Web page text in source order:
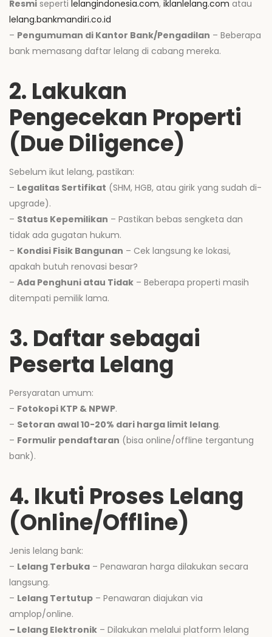
Resmi seperti lelangindonesia.com, iklanlelang.com atau
lelang.bankmandiri.co.id
– Pengumuman di Kantor Bank/Pengadilan – Beberapa
bank memasang daftar lelang di cabang mereka.
2. Lakukan
Pengecekan Properti
(Due Diligence)
Sebelum ikut lelang, pastikan:
– Legalitas Sertifikat (SHM, HGB, atau girik yang sudah di-
upgrade).
– Status Kepemilikan – Pastikan bebas sengketa dan
tidak ada gugatan hukum.
– Kondisi Fisik Bangunan – Cek langsung ke lokasi,
apakah butuh renovasi besar?
– Ada Penghuni atau Tidak – Beberapa properti masih
ditempati pemilik lama.
3. Daftar sebagai
Peserta Lelang
Persyaratan umum:
– Fotokopi KTP & NPWP.
– Setoran awal 10-20% dari harga limit lelang.
– Formulir pendaftaran (bisa online/offline tergantung
bank).
4. Ikuti Proses Lelang
(Online/Offline)
Jenis lelang bank:
– Lelang Terbuka – Penawaran harga dilakukan secara
langsung.
– Lelang Tertutup – Penawaran diajukan via
amplop/online.
– Lelang Elektronik – Dilakukan melalui platform lelang